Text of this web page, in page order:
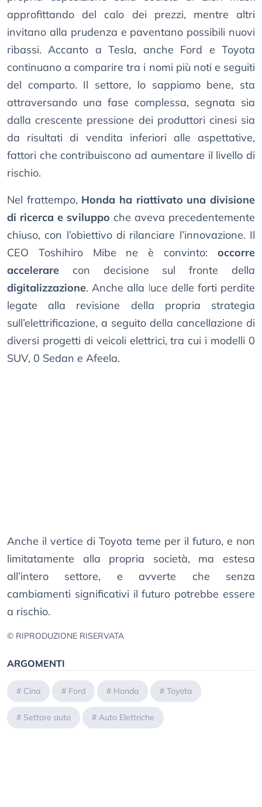
approfittando del calo dei prezzi, mentre altri
invitano alla prudenza e paventano possibili nuovi
ribassi. Accanto a Tesla, anche Ford e Toyota
continuano a comparire tra i nomi più noti e seguiti
del comparto. Il settore, lo sappiamo bene, sta
attraversando una fase complessa, segnata sia
dalla crescente pressione dei produttori cinesi sia
da risultati di vendita inferiori alle aspettative,
fattori che contribuiscono ad aumentare il livello di
rischio.
Nel frattempo, Honda ha riattivato una divisione
di ricerca e sviluppo che aveva precedentemente
chiuso, con l’obiettivo di rilanciare l’innovazione. Il
CEO Toshihiro Mibe ne è convinto: occorre
accelerare con decisione sul fronte della
digitalizzazione. Anche alla luce delle forti perdite
legate alla revisione della propria strategia
sull’elettrificazione, a seguito della cancellazione di
diversi progetti di veicoli elettrici, tra cui i modelli 0
SUV, 0 Sedan e Afeela.
Anche il vertice di Toyota teme per il futuro, e non
limitatamente alla propria società, ma estesa
all’intero settore, e avverte che senza
cambiamenti significativi il futuro potrebbe essere
a rischio.
© RIPRODUZIONE RISERVATA
ARGOMENTI
# Cina # Ford # Honda # Toyota
# Settore auto # Auto Elettriche